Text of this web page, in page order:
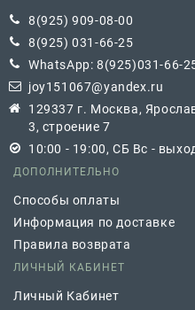
8(925) 909-08-00
8(925) 031-66-25
WhatsApp: 8(925)031-66-
joy151067@yandex.ru
129337 г. Москва,
3, строение 7
10:00 - 19:00, СБ Вс -
ДОПОЛНИТЕЛЬНО
Способы оплаты
Информация по доставке
Правила возврата
ЛИЧНЫЙ КАБИНЕТ
Личный Кабинет